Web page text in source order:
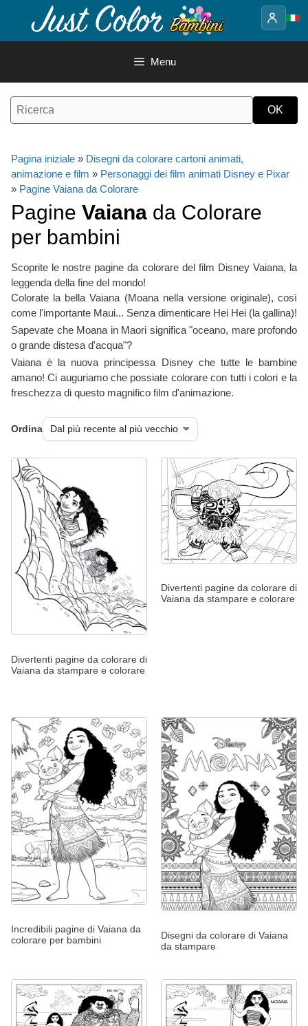
contenuto
Menu
Pagina iniziale » Disegni da colorare cartoni animati,
animazione e film » Personaggi dei film animati Disney e Pixar
» Pagine Vaiana da Colorare
Pagine Vaiana da Colorare
per bambini
Scoprite le nostre pagine da colorare del film Disney Vaiana, la
leggenda della fine del mondo!
Colorate la bella Vaiana (Moana nella versione originale), così
come l'importante Maui... Senza dimenticare Hei Hei (la gallina)!
Sapevate che Moana in Maori significa "oceano, mare profondo
o grande distesa d'acqua"?
Vaiana è la nuova principessa Disney che tutte le bambine
amano! Ci auguriamo che possiate colorare con tutti i colori e la
freschezza di questo magnifico film d'animazione.
Ordina
Divertenti pagine da colorare di
Vaiana da stampare e colorare
Divertenti pagine da colorare di
Vaiana da stampare e colorare
Incredibili pagine di Vaiana da
colorare per bambini
Disegni da colorare di Vaiana
da stampare